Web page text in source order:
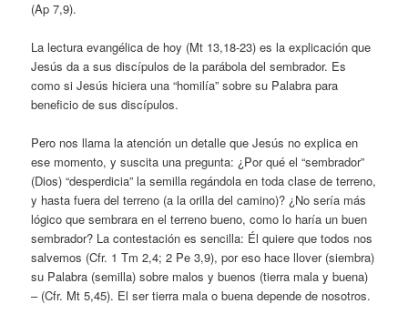
(Ap 7,9).
La lectura evangélica de hoy (Mt 13,18-23) es la explicación que
Jesús da a sus discípulos de la parábola del sembrador. Es
como si Jesús hiciera una “homilía” sobre su Palabra para
beneficio de sus discípulos.
Pero nos llama la atención un detalle que Jesús no explica en
ese momento, y suscita una pregunta: ¿Por qué el “sembrador”
(Dios) “desperdicia” la semilla regándola en toda clase de terreno,
y hasta fuera del terreno (a la orilla del camino)? ¿No sería más
lógico que sembrara en el terreno bueno, como lo haría un buen
sembrador? La contestación es sencilla: Él quiere que todos nos
salvemos (Cfr. 1 Tm 2,4; 2 Pe 3,9), por eso hace llover (siembra)
su Palabra (semilla) sobre malos y buenos (tierra mala y buena)
– (Cfr. Mt 5,45). El ser tierra mala o buena depende de nosotros.